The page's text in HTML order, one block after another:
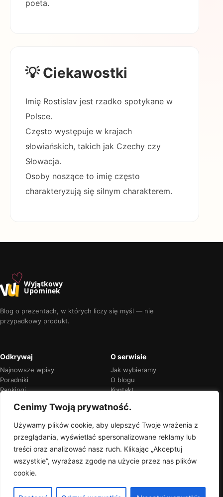
Cenimy Twoją prywatność.
Używamy plików cookie, aby ulepszyć Twoje wrażenia z
przeglądania, wyświetlać spersonalizowane reklamy lub
treści oraz analizować nasz ruch. Klikając „Akceptuj
wszystkie”, wyrażasz zgodę na użycie przez nas plików
cookie.
poeta.
💡 Ciekawostki
Imię Rostislav jest rzadko spotykane w
Polsce.
Często występuje w krajach
słowiańskich, takich jak Czechy czy
Słowacja.
Osoby noszące to imię często
charakteryzują się silnym charakterem.
u♡Wyjątkowy
Upominek
Blog o prezentach, w których liczy się myśl — nie
przypadkowy produkt.
Odkrywaj
Najnowsze wpisy
Poradniki
Rankingi
O serwisie
Jak wybieramy
O blogu
Kontakt
Przejrzyste rekomendacje
zawsze oznaczymy je wprost.